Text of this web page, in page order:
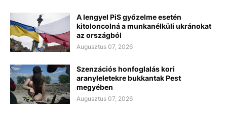
A lengyel PiS győzelme esetén
kitoloncolná a munkanélküli ukránokat
az országból
Augusztus 07, 2026
Szenzációs honfoglalás kori
aranyleletekre bukkantak Pest
megyében
Augusztus 07, 2026